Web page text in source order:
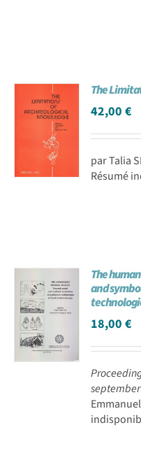
The
42,00€
par Talia
Résumé
The
and
18,00€